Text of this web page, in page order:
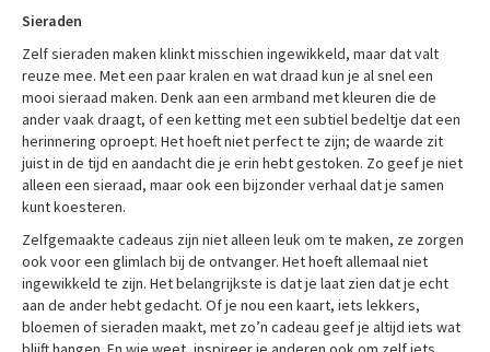
Sieraden
Zelf sieraden maken klinkt misschien ingewikkeld, maar dat valt
reuze mee. Met een paar kralen en wat draad kun je al snel een
mooi sieraad maken. Denk aan een armband met kleuren die de
ander vaak draagt, of een ketting met een subtiel bedeltje dat een
herinnering oproept. Het hoeft niet perfect te zijn; de waarde zit
juist in de tijd en aandacht die je erin hebt gestoken. Zo geef je niet
alleen een sieraad, maar ook een bijzonder verhaal dat je samen
kunt koesteren.
Zelfgemaakte cadeaus zijn niet alleen leuk om te maken, ze zorgen
ook voor een glimlach bij de ontvanger. Het hoeft allemaal niet
ingewikkeld te zijn. Het belangrijkste is dat je laat zien dat je echt
aan de ander hebt gedacht. Of je nou een kaart, iets lekkers,
bloemen of sieraden maakt, met zo’n cadeau geef je altijd iets wat